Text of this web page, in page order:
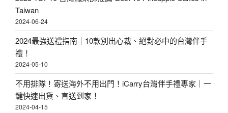
Taiwan
2024-06-24
2024最強送禮指南｜10款別出心裁、絕對必中的台灣伴手
禮！
2024-05-10
不用排隊！寄送海外不用出門！iCarry台灣伴手禮專家｜一
鍵快速出貨、直送到家！
2024-04-15